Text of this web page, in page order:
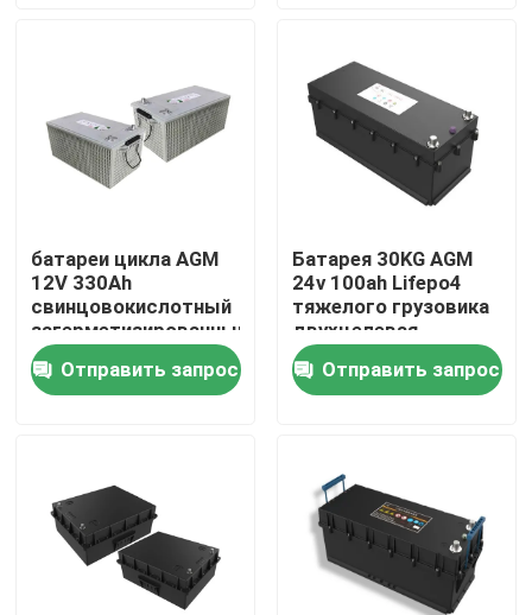
Путешествие фабрики
Свяжитесь мы
Group Website
Свинцовокислотная батарея стартера
Батарея стартера иона лития
батареи цикла AGM
12V 330Ah
свинцовокислотный
загерметизированный
корабль глубокой
двойной
сверхмощный
Отправить запрос
Батарея 30KG AGM
24v 100ah Lifepo4
тяжелого грузовика
двухцелевая
Отправить запрос